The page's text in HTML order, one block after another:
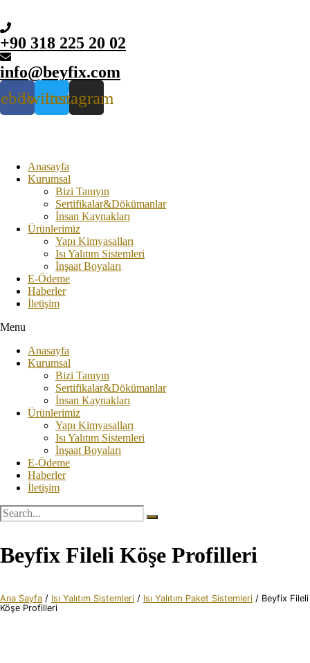
+90 318 225 20 02
info@beyfix.com
TwitterInstagram
Anasayfa
Kurumsal
Bizi Tanıyın
Sertifikalar&Dökümanlar
İnsan Kaynakları
Ürünlerimiz
Yapı Kimyasalları
Isı Yalıtım Sistemleri
İnşaat Boyaları
E-Ödeme
Haberler
İletişim
Menu
Anasayfa
Kurumsal
Bizi Tanıyın
Sertifikalar&Dökümanlar
İnsan Kaynakları
Ürünlerimiz
Yapı Kimyasalları
Isı Yalıtım Sistemleri
İnşaat Boyaları
E-Ödeme
Haberler
İletişim
Beyfix Fileli Köşe Profilleri
Ana Sayfa / Isı Yalıtım Sistemleri / Isı Yalıtım Paket Sistemleri / Beyfix Fileli
Köşe Profilleri